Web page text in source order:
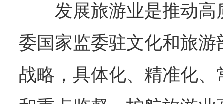
发展旅游业是推动高
委国家监委驻文化和旅
战略，具体化、精准化